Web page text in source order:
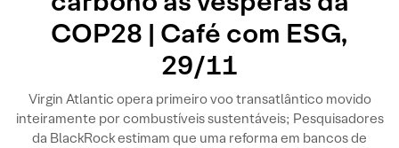
COP28 | Café com ESG,
29/11
Virgin Atlantic opera primeiro voo transatlântico movido
inteiramente por combustíveis sustentáveis; Pesquisadores
da BlackRock estimam que uma reforma em bancos de